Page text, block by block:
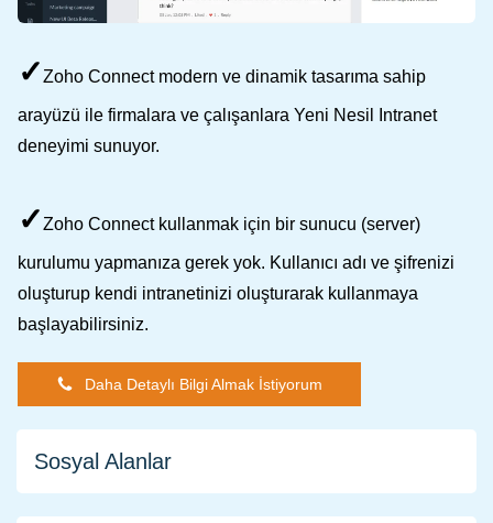
✓Zoho Connect modern ve dinamik tasarıma sahip
arayüzü ile firmalara ve çalışanlara Yeni Nesil Intranet
deneyimi sunuyor.
✓Zoho Connect kullanmak için bir sunucu (server)
kurulumu yapmanıza gerek yok. Kullanıcı adı ve şifrenizi
oluşturup kendi intranetinizi oluşturarak kullanmaya
başlayabilirsiniz.
Daha Detaylı Bilgi Almak İstiyorum
Sosyal Alanlar